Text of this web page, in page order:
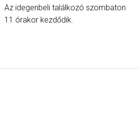
Az idegenbeli találkozó szombaton
11 órakor kezdődik.